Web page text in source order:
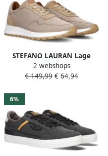
STEFANO LAURAN Lage
Sneakers Heren Lj2505
Maat: 46 Materiaal: Leer
2 webshops
€ 149,99 € 64,94
6%